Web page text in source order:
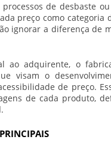
de desbaste
preço como categoria
ignorar a diferença de
ao adquirente, o
visam o
de preço.
de cada produto,